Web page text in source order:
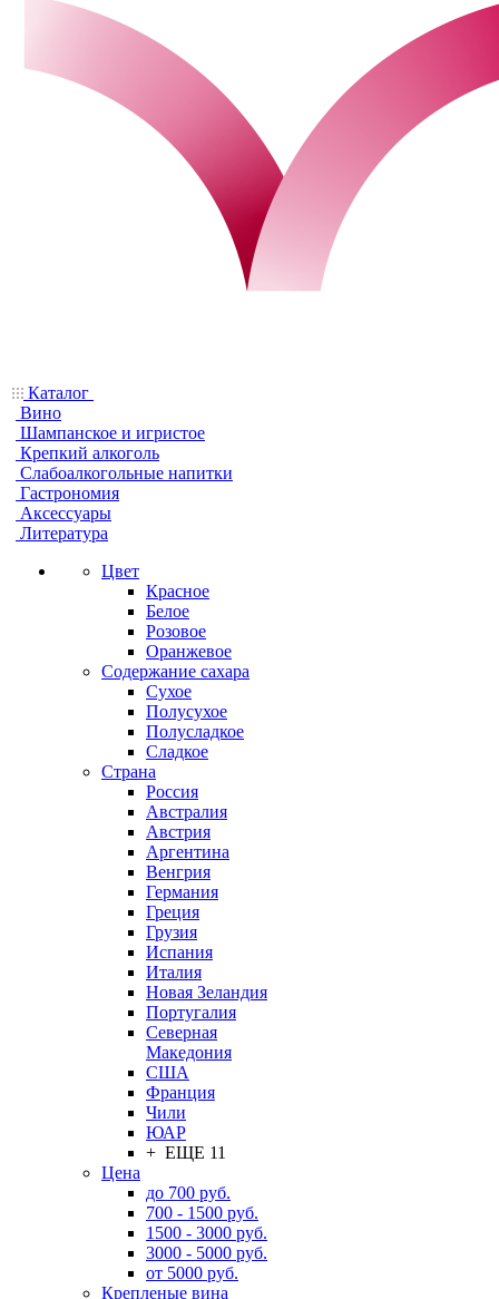
Каталог
Вино
Шампанское и игристое
Крепкий алкоголь
Слабоалкогольные напитки
Гастрономия
Аксессуары
Литература
Цвет
Красное
Белое
Розовое
Оранжевое
Содержание сахара
Сухое
Полусухое
Полусладкое
Сладкое
Страна
Россия
Австралия
Австрия
Аргентина
Венгрия
Германия
Греция
Грузия
Испания
Италия
Новая Зеландия
Португалия
Северная
Македония
США
Франция
Чили
ЮАР
+ ЕЩЕ 11
Цена
до 700 руб.
700 - 1500 руб.
1500 - 3000 руб.
3000 - 5000 руб.
от 5000 руб.
Крепленые вина